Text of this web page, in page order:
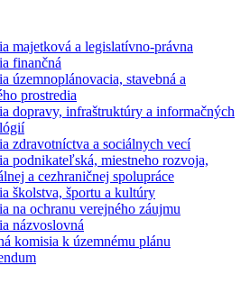
majetková a legislatívno-právna
finančná
územnoplánovacia, stavebná a
prostredia
dopravy, infraštruktúry a informačných
zdravotníctva a sociálnych vecí
podnikateľská, miestneho rozvoja,
a cezhraničnej spolupráce
školstva, športu a kultúry
na ochranu verejného záujmu
názvoslovná
komisia k územnému plánu